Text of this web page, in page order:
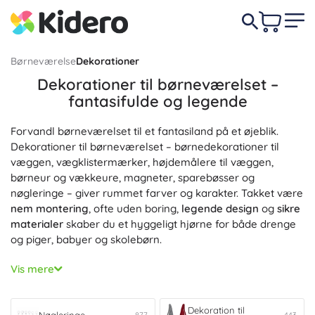
BørneværelseDekorationer
Dekorationer til børneværelset –
fantasifulde og legende
Forvandl børneværelset til et fantasiland på et øjeblik.
Dekorationer til børneværelset – børnedekorationer til
væggen, vægklistermærker, højdemålere til væggen,
børneur og vækkeure, magneter, sparebøsser og
nøgleringe – giver rummet farver og karakter. Takket være
nem montering, ofte uden boring, legende design og sikre
materialer skaber du et hyggeligt hjørne for både drenge
og piger, babyer og skolebørn.
Det grundlæggende interiør kan let understreges af
Dekorationer til værelset
hurtig stilændring vælg
Selvklæbende dekorationer
Vis mere
Dekoration til